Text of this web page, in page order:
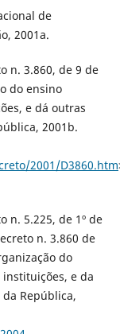
de
2001a.
n. 3.860, de 9 de
do ensino
e dá outras
2001b.
2001/D3860.htm
n. 5.225, de 1º de
n. 3.860 de
do
e da
República,